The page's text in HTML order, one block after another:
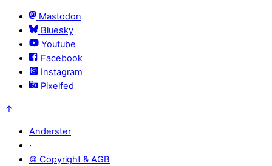
Mastodon
Bluesky
Youtube
Facebook
Instagram
Pixelfed
↑
Anderster
·
© Copyright & AGB